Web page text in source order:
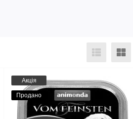
Акція
Продано